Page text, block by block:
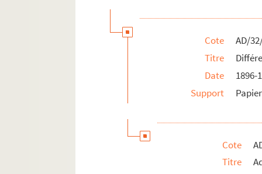
Cote
AD/
Titre
Date
1896-
Support
Papier
Cote
Titre